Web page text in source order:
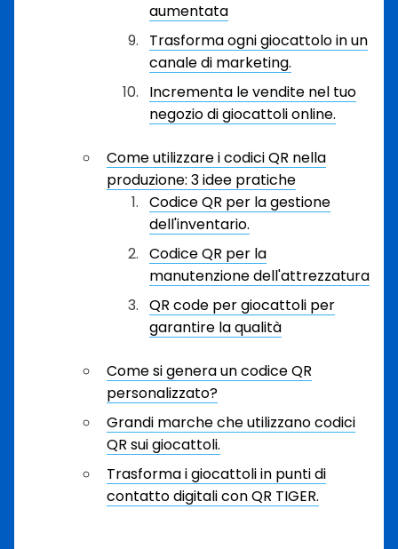
aumentata
Trasforma ogni giocattolo in un
canale di marketing.
Incrementa le vendite nel tuo
negozio di giocattoli online.
Come utilizzare i codici QR nella
produzione: 3 idee pratiche
Codice QR per la gestione
dell'inventario.
Codice QR per la
manutenzione dell'attrezzatura
QR code per giocattoli per
garantire la qualità
Come si genera un codice QR
personalizzato?
Grandi marche che utilizzano codici
QR sui giocattoli.
Trasforma i giocattoli in punti di
contatto digitali con QR TIGER.